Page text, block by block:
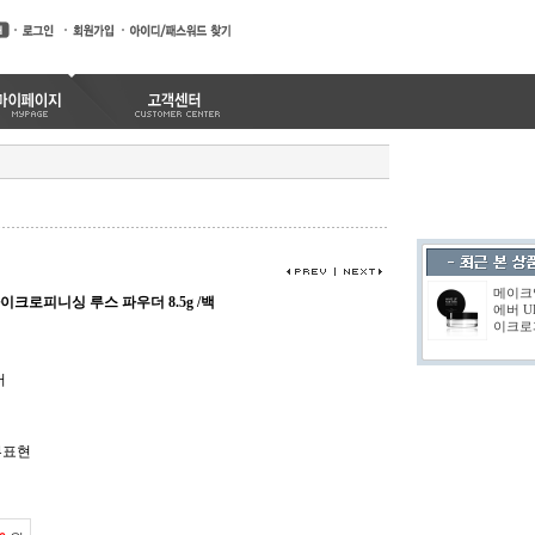
크로피니싱 루스 파우더 8.5g /백
현
메이크
에버
이크로